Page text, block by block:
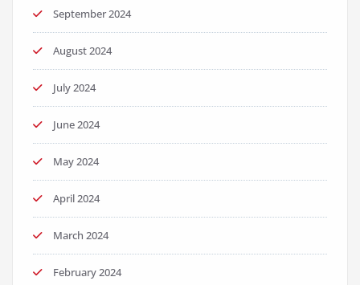
September 2024
August 2024
July 2024
June 2024
May 2024
April 2024
March 2024
February 2024